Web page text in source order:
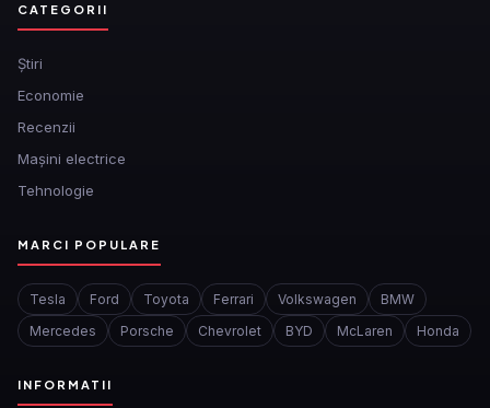
CATEGORII
Ştiri
Economie
Recenzii
Mașini electrice
Tehnologie
MARCI POPULARE
Tesla Ford Toyota Ferrari Volkswagen
BMW
Mercedes
Porsche Chevrolet BYD McLaren Honda
INFORMATII